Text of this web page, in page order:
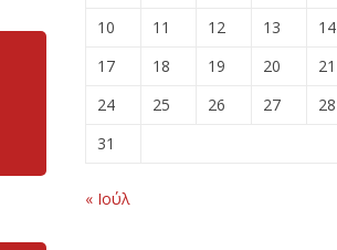
10
11 12 13 14
17
18 19 20 21
24
25 26 27 28
31
« Ιούλ